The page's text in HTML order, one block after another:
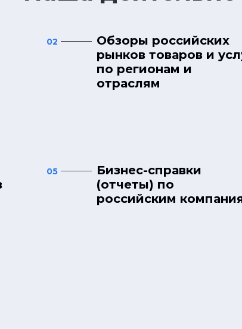
02
Обзоры российских
рынков товаров и
по регионам и
отраслям
05
Бизнес-справки
(отчеты) по
российским